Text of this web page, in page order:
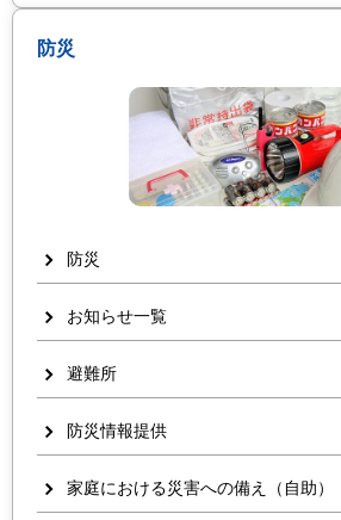
防災
防災
お知らせ一覧
避難所
防災情報提供
家庭における災害への備え（自助）